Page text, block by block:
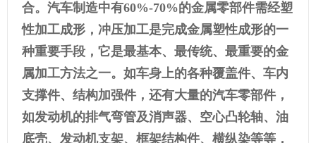
合。汽车制造中有60%-70%的金属零部件需经塑
性加工成形，冲压加工是完成金属塑性成形的一
种重要手段，它是最基本、最传统、最重要的金
属加工方法之一。如车身上的各种覆盖件、车内
支撑件、结构加强件，还有大量的汽车零部件，
如发动机的排气弯管及消声器、空心凸轮轴、油
底壳、发动机支架、框架结构件、横纵染等等，